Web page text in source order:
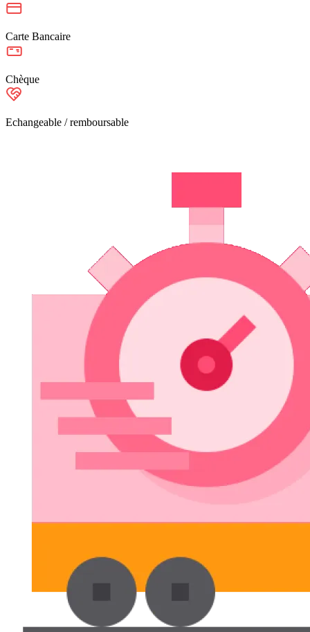
Carte Bancaire
Chèque
Echangeable / remboursable